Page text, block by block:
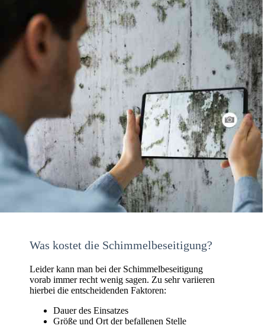
Was kostet die Schimmelbeseitigung?
Leider kann man bei der Schimmelbeseitigung
vorab immer recht wenig sagen. Zu sehr variieren
hierbei die entscheidenden Faktoren:
Dauer des Einsatzes
Größe und Ort der befallenen Stelle